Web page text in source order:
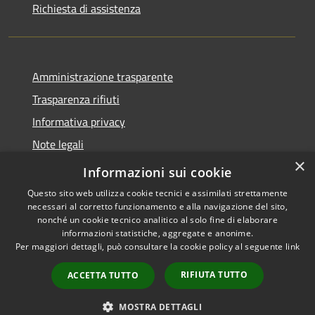
Richiesta di assistenza
Amministrazione trasparente
Trasparenza rifiuti
Informativa privacy
Note legali
Dichiarazione di accessibilità
Accessibilità
Copyright © 2026 • Città di
Messina • Powered by
Municipium•
Accesso
redazione
×
Informazioni sui cookie
Questo sito web utilizza cookie tecnici e assimilati strettamente
necessari al corretto funzionamento e alla navigazione del sito,
nonché un cookie tecnico analitico al solo fine di elaborare
informazioni statistiche, aggregate e anonime.
Per maggiori dettagli, può consultare la cookie policy al seguente link
ACCETTA TUTTO RIFIUTA TUTTO
MOSTRA DETTAGLI